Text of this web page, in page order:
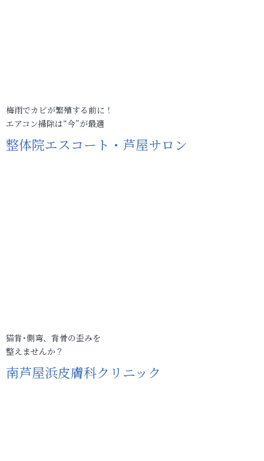
梅雨でカビが繁殖する前に！
エアコン掃除は“今”が最適
整体院エスコート・芦屋サロン
猫背･側弯、背骨の歪みを
整えませんか？
南芦屋浜皮膚科クリニック